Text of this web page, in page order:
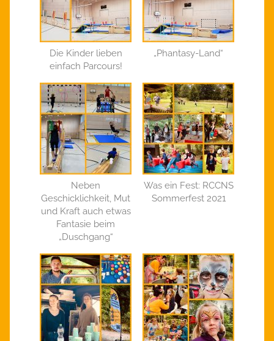
Die Kinder lieben
einfach Parcours!
„Phantasy-Land“
Neben
Geschicklichkeit, Mut
und Kraft auch etwas
Fantasie beim
„Duschgang“
Was ein Fest: RCCNS
Sommerfest 2021